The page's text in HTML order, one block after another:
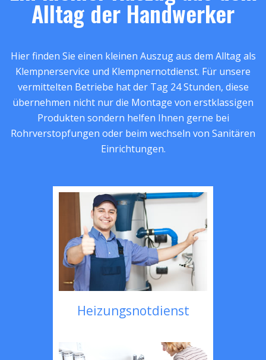
Alltag der Handwerker
Hier finden Sie einen kleinen Auszug aus dem Alltag als
Klempnerservice und Klempnernotdienst. Für unsere
vermittelten Betriebe hat der Tag 24 Stunden, diese
übernehmen nicht nur die Montage von erstklassigen
Produkten sondern helfen Ihnen gerne bei
Rohrverstopfungen oder beim wechseln von Sanitären
Einrichtungen.
Heizungsnotdienst